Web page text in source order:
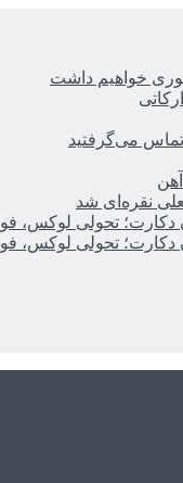
خواهیم داشت
تماس می‌گرفتید
نقره‌ای شد
دکارت؛ تحولی لوکس،
دکارت؛ تحولی لوکس،